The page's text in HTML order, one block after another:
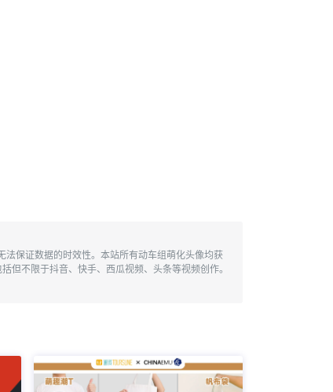
保证数据的时效性。本站所有动车组萌化头像均获
但不限于抖音、快手、西瓜视频、头条等视频创作。